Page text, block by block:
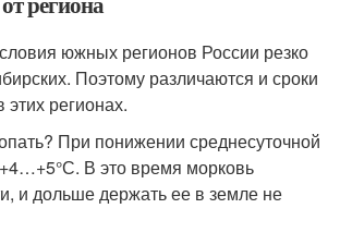
южных регионов России резко
Поэтому различаются и сроки
регионах.
При понижении среднесуточной
В это время морковь
и дольше держать ее в земле не